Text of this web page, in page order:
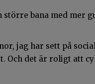
större bana med mer
jag har sett på
Och det är roligt att